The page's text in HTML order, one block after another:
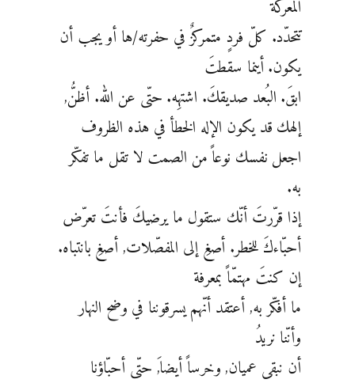
المعركة
تتحدّد. كلّ فردٍ متمركزٌ في حفرته/ها أو يجب أن
يكون. أينما سقطتَ
ابقَ. البُعد صديقكَ. اشتهِه. حتّى عن الله. أظنُّ,
إلهك قد يكون الإله الخطأ في هذه الظروف
اجعل نفسك نوعاً من الصمت لا تقل ما تفكّر
به.
إذا قرّرتَ أنّك ستقول ما يرضيكَ فأنتَ تعرّض
أحبّاءكَ للخطر. أصغِ إلى المفصّلات, أصغِ بانتباه.
إن كنتَ مهتمّاً بمعرفة
ما أفكّر به, أعتقد أنّهم يسرقوننا في وضح النهار
وأنّنا نريدُ
أن نبقى عميان, وخرساً أيضاَ, حتّى أحبّاؤنا